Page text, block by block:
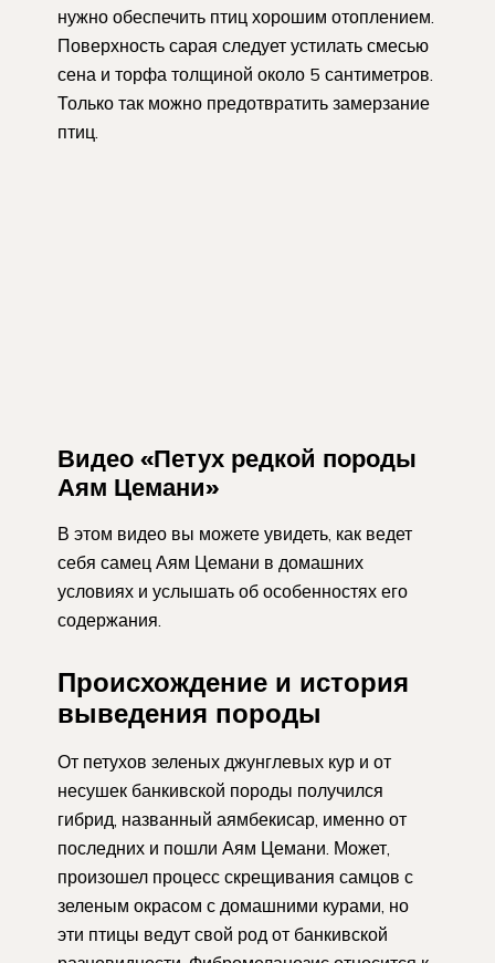
нужно обеспечить птиц хорошим отоплением.
Поверхность сарая следует устилать смесью
сена и торфа толщиной около 5 сантиметров.
Только так можно предотвратить замерзание
птиц.
Видео «Петух редкой породы
Аям Цемани»
В этом видео вы можете увидеть, как ведет
себя самец Аям Цемани в домашних
условиях и услышать об особенностях его
содержания.
Происхождение и история
выведения породы
От петухов зеленых джунглевых кур и от
несушек банкивской породы получился
гибрид, названный аямбекисар, именно от
последних и пошли Аям Цемани. Может,
произошел процесс скрещивания самцов с
зеленым окрасом с домашними курами, но
эти птицы ведут свой род от банкивской